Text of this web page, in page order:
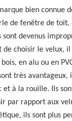
bien connue
de fenêtre de toit,
sont devenus
de choisir le velux,
en alu ou en
très avantageux,
et à la rouille. Ils
par rapport aux
ils sont plus